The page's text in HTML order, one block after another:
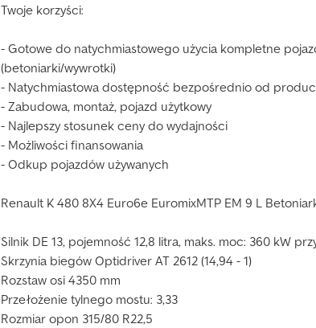
Twoje korzyści:
- Gotowe do natychmiastowego użycia kompletne
(betoniarki/wywrotki)
- Natychmiastowa dostępność bezpośrednio od
- Zabudowa, montaż, pojazd użytkowy
- Najlepszy stosunek ceny do wydajności
- Możliwości finansowania
- Odkup pojazdów używanych
Renault K 480 8X4 Euro6e EuromixMTP EM 9 L
Silnik DE 13, pojemność 12,8 litra, maks. moc: 360 kW
Skrzynia biegów Optidriver AT 2612 (14,94 - 1)
Rozstaw osi 4350 mm
Przełożenie tylnego mostu: 3,33
Rozmiar opon 315/80 R22,5